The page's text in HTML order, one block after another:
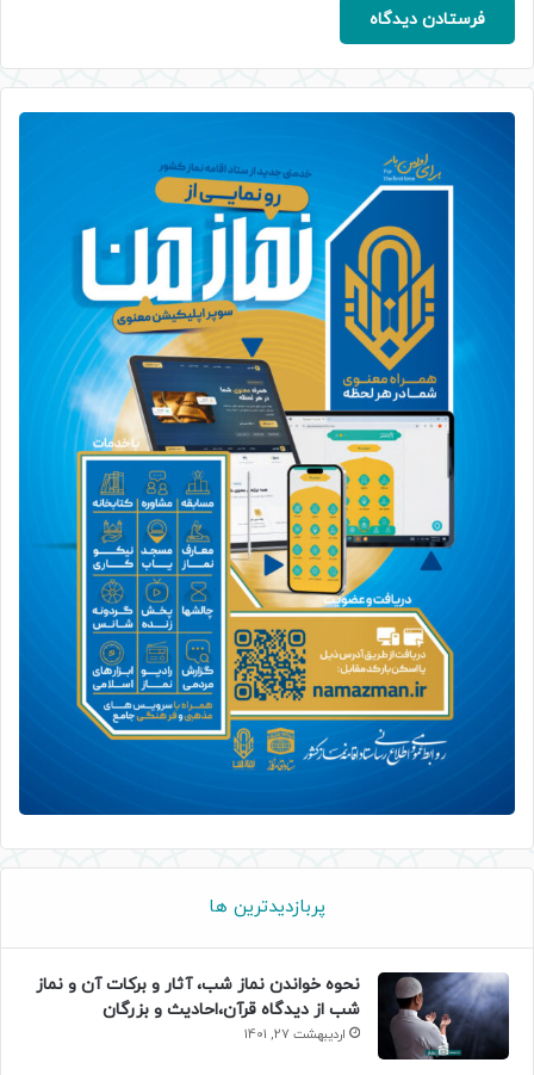
پربازدیدترین ها
نحوه خواندن نماز شب، آثار و برکات آن و نماز
شب از دیدگاه قرآن،احادیث و بزرگان
اردیبهشت 27, 1401